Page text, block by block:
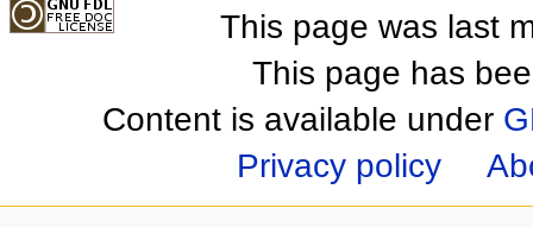
This page was last
This page has
Content is available under
Privacy policy